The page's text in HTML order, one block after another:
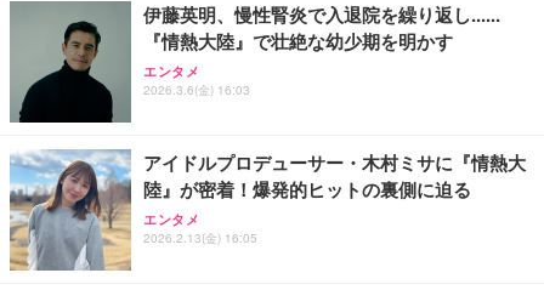
ミニパソコン B4Plus
GMKtec ミニPC G11初登場 AMD Ryzen Embedde
d R2514搭載 16GB DDR4＋256GB SSD動作より安
定 最大3.7GHz｜4K×3画面出力・2.5GLAN HDMI 2.
【整備済み品】富士通 ESPRIMO Q558 ミニPC i5第
9世代 16GB SSD256GB Win11 Office2021 WiFi
タンド付き 日本語取扱説明書 (ピンク)
スパイカメラ探知機ファインダー、 家庭用および保
護用、 操作およびスキャンデバイス付き車用隠しカ
メラファインダー
Vlog アクションカメラ、回転レンズ付き、フロント
スクリーン、Type-C 充電、毎日の Vlog 用 1080P
ハンドヘルドカメラ ポケットサイクリング映像 毎日
【整備済み品】ノートパソコン 富士通 LIEFBOOK
U9311X/F 13.3型 第11世代 Core i5-1145G7/Window
s11 Pro/MS Office 2021搭載/Webカメラ/Wifi・Blue
D256GB)
VETESAノートパソコン Corei7 15.6インチ IPS液
晶/1920×1080FHD Office2024搭載 Win11 Pro ノー
トPC 16GB メモリ SSD 256GB WEBカメラ付き 軽
伊藤英明、慢性腎炎で入退院を繰り返し......
『情熱大陸』で壮絶な幼少期を明かす
エンタメ
2026.3.6(金) 16:03
アイドルプロデューサー・木村ミサに『情熱大
陸』が密着！爆発的ヒットの裏側に迫る
エンタメ
2026.2.13(金) 16:05